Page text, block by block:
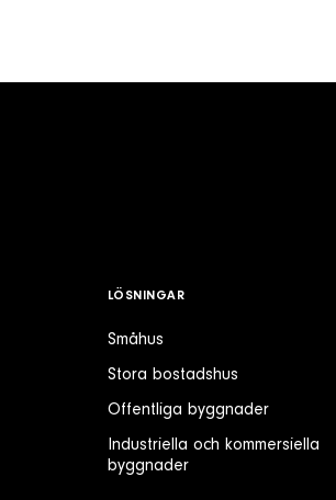
LÖSNINGAR
Småhus
Stora bostadshus
Offentliga byggnader
Industriella och kommersiella
byggnader